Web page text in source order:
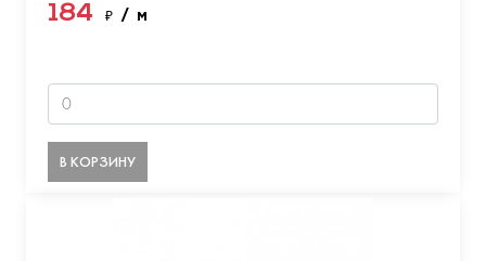
184 ₽ / м
В КОРЗИНУ